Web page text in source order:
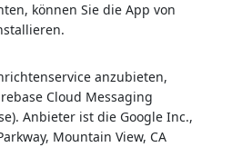
können Sie die App von
anzubieten,
Cloud Messaging
Anbieter ist die Google Inc.,
Mountain View, CA